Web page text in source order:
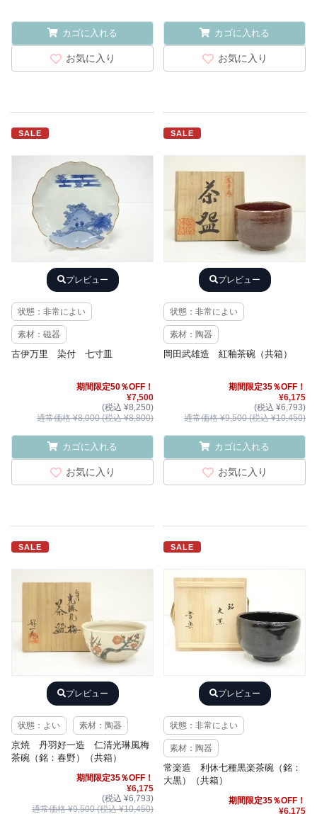
カゴに入れる
お気に入り
カゴに入れる
お気に入り
SALE
プレビュー
状態：非常によい
素材：磁器
古伊万里 染付 七寸皿
期間限定50％OFF！
¥7,500
(税込 ¥8,250)
通常価格 ¥8,000 (税込 ¥8,800)
カゴに入れる
お気に入り
SALE
プレビュー
状態：非常によい
素材：陶器
岡田武雄造 紅釉茶碗（共箱）
期間限定35％OFF！
¥6,175
(税込 ¥6,793)
通常価格 ¥9,500 (税込 ¥10,450)
カゴに入れる
お気に入り
SALE
プレビュー
状態：よい 素材：陶器
京焼 丹羽好一造 仁清光琳風梅
茶碗（銘：春野）（共箱）
期間限定35％OFF！
¥6,175
(税込 ¥6,793)
通常価格 ¥9,500 (税込 ¥10,450)
SALE
プレビュー
状態：非常によい
素材：陶器
常楽造 利休七種黒楽茶碗（銘：
大黒）（共箱）
期間限定35％OFF！
¥6,175